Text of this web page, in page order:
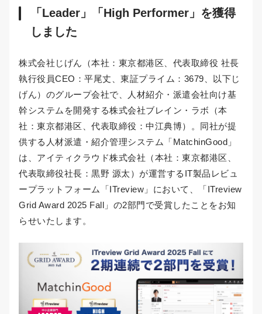
「Leader」「High Performer」を獲得
しました
株式会社じげん（本社：東京都港区、代表取締役 社長
執行役員CEO：平尾丈、東証プライム：3679、以下じ
げん）のグループ会社で、人材紹介・派遣会社向け基
幹システムを開発する株式会社ブレイン・ラボ（本
社：東京都港区、代表取締役：中江典博）。同社が提
供する人材派遣・紹介管理システム「MatchinGood」
は、アイティクラウド株式会社（本社：東京都港区、
代表取締役社長：黒野 源太）が運営するIT製品レビュ
ープラットフォーム「ITreview」において、「ITreview
Grid Award 2025 Fall」の2部門で受賞したことをお知
らせいたします。